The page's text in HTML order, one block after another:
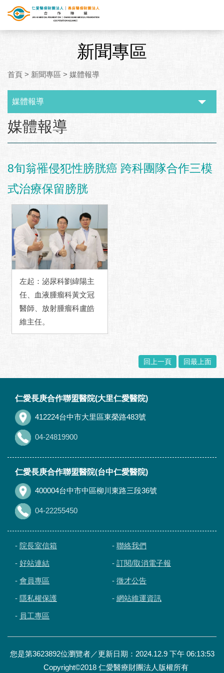
新聞專區
首頁 > 新聞專區 > 媒體報導
媒體報導
:::
媒體報導
8旬翁罹侵犯性膀胱癌 跨科團隊合作三模
式治療保留膀胱
左起：泌尿科劉緯陽主
任、血液腫瘤科黃文冠
醫師、放射腫瘤科盧皓
維主任。
回上一頁 回最上面
仁愛長庚合作聯盟醫院(大里仁愛醫院)
412224台中市大里區東榮路483號
04-24819900
仁愛長庚合作聯盟醫院(台中仁愛醫院)
400004台中市中區柳川東路三段36號
04-22255450
- 院長室信箱 - 聯絡我們
- 好站連結 - 訂閱/取消電子報
- 會員專區 - 徵才公告
- 隱私權保護 - 網站維運資訊
- 員工專區
您是第3623892位瀏覽者／更新日期：2024.12.9 下午 06:13:53
Copyright©2018 仁愛醫療財團法人版權所有